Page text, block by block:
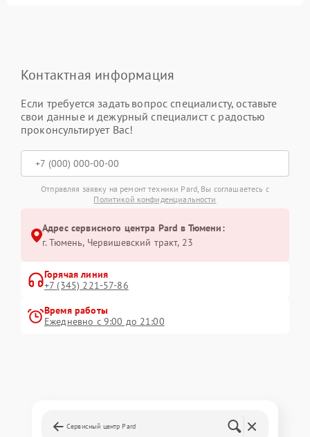
Контактная информация
Если требуется задать вопрос специалисту, оставьте
свои данные и дежурный специалист с радостью
проконсультирует Вас!
Отправляя заявку на ремонт техники Pard, Вы соглашаетесь с
Политикой конфиденциальности
Адрес сервисного центра Pard в Тюмени:
г. Тюмень, ​Червишевский тракт, 23
Горячая линия
+7 (345) 221-57-86
Время работы
Ежедневно с 9:00 до 21:00
Сервисный центр Pard